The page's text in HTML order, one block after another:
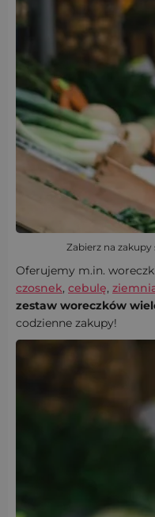
Zabierz na
Oferujemy m.in.
czosnek, cebulę,
zestaw woreczków
codzienne zakupy!